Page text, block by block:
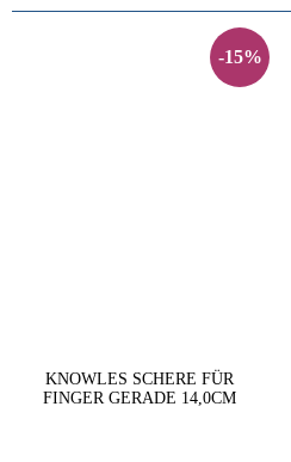
-15%
KNOWLES SCHERE FÜR
FINGER GERADE 14,0CM